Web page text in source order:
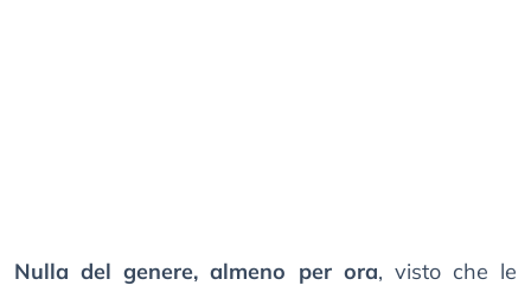
Nulla del genere, almeno per ora, visto che le